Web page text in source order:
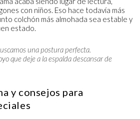
con niños. Eso hace todavía más
colchón más almohada sea estable y
estado.
una postura perfecta.
que deje a la espalda descansar de
y consejos para